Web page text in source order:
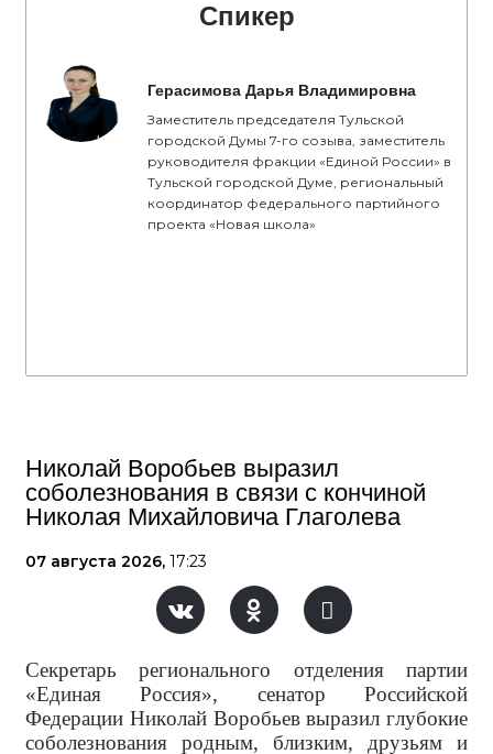
Спикер
Герасимова Дарья Владимировна
Заместитель председателя Тульской
городской Думы 7-го созыва, заместитель
руководителя фракции «Единой России» в
Тульской городской Думе, региональный
координатор федерального партийного
проекта «Новая школа»
Николай Воробьев выразил
соболезнования в связи с кончиной
Николая Михайловича Глаголева
07 августа 2026, 17:23
Секретарь регионального отделения партии
«Единая Россия», сенатор Российской
Федерации Николай Воробьев выразил глубокие
соболезнования родным, близким, друзьям и